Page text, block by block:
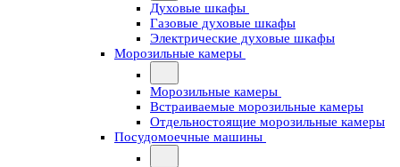
Духовые шкафы
Газовые духовые шкафы
Электрические духовые шкафы
Морозильные камеры
Морозильные камеры
Встраиваемые морозильные камеры
Отдельностоящие морозильные камеры
Посудомоечные машины